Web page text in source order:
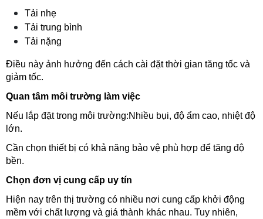
Tải nhẹ
Tải trung bình
Tải nặng
Điều này ảnh hưởng đến cách cài đặt thời gian tăng tốc và
giảm tốc.
Quan tâm môi trường làm việc
Nếu lắp đặt trong môi trường:Nhiều bụi, độ ẩm cao, nhiệt độ
lớn.
Cần chọn thiết bị có khả năng bảo vệ phù hợp để tăng độ
bền.
Chọn đơn vị cung cấp uy tín
Hiện nay trên thị trường có nhiều nơi cung cấp khởi động
mềm với chất lượng và giá thành khác nhau. Tuy nhiên,